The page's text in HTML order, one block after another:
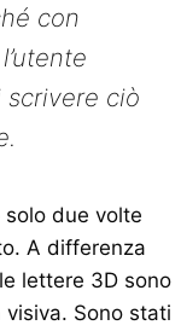
con
scrivere ciò
due volte
A differenza
lettere 3D sono
Sono stati